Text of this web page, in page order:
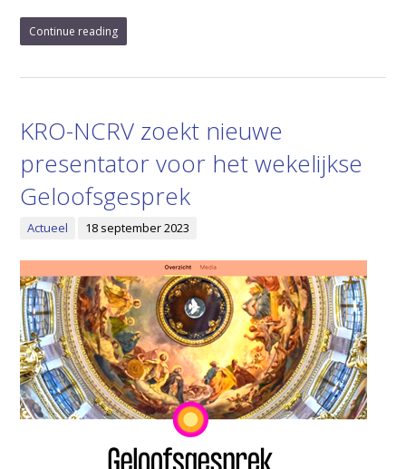
Continue reading
KRO-NCRV zoekt nieuwe
presentator voor het wekelijkse
Geloofsgesprek
Actueel 18 september 2023